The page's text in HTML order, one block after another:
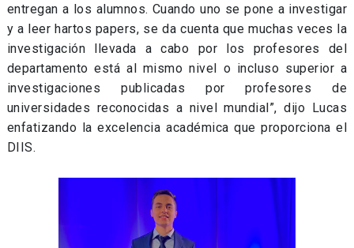
entregan a los alumnos. Cuando uno se pone a investigar
y a leer hartos papers, se da cuenta que muchas veces la
investigación llevada a cabo por los profesores del
departamento está al mismo nivel o incluso superior a
investigaciones publicadas por profesores de
universidades reconocidas a nivel mundial”, dijo Lucas
enfatizando la excelencia académica que proporciona el
DIIS.